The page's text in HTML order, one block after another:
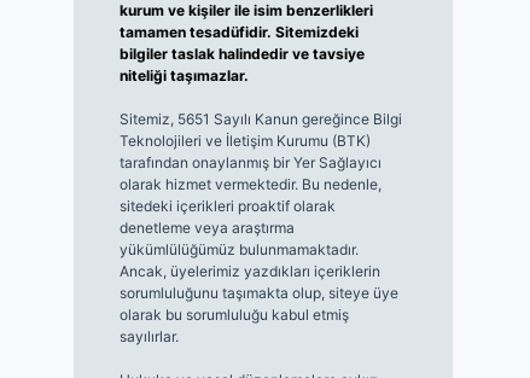
kurum ve kişiler ile isim benzerlikleri
tamamen tesadüfidir. Sitemizdeki
bilgiler taslak halindedir ve tavsiye
niteliği taşımazlar.
Sitemiz, 5651 Sayılı Kanun gereğince Bilgi
Teknolojileri ve İletişim Kurumu (BTK)
tarafından onaylanmış bir Yer Sağlayıcı
olarak hizmet vermektedir. Bu nedenle,
sitedeki içerikleri proaktif olarak
denetleme veya araştırma
yükümlülüğümüz bulunmamaktadır.
Ancak, üyelerimiz yazdıkları içeriklerin
sorumluluğunu taşımakta olup, siteye üye
olarak bu sorumluluğu kabul etmiş
sayılırlar.